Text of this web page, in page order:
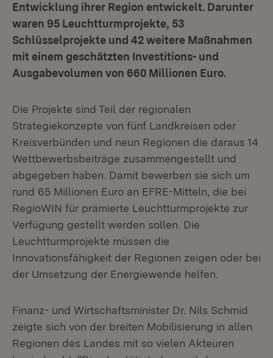
Entwicklung ihrer Region entwickelt. Darunter
waren 95 Leuchtturmprojekte, 53
Schlüsselprojekte und 42 weitere Maßnahmen
mit einem geschätzten Investitions- und
Ausgabevolumen von 660 Millionen Euro.
Die Projekte sind Teil der regionalen
Strategiekonzepte von fünf Landkreisen oder
Kreisverbünden und neun Regionen die daraus 14
Wettbewerbsbeiträge zusammengestellt und
abgegeben haben. Damit bewerben sie sich um
rund 65 Millionen Euro an EFRE-Mitteln, die bei
RegioWIN für prämierte Leuchtturmprojekte zur
Verfügung gestellt werden sollen. Die
Leuchtturmprojekte müssen die
Innovationsfähigkeit der Regionen zeigen oder bei
der Umsetzung der Energiewende helfen.
Finanz- und Wirtschaftsminister Dr. Nils Schmid
zeigte sich von der breiten Mobilisierung in allen
Regionen des Landes mit so vielen Akteuren